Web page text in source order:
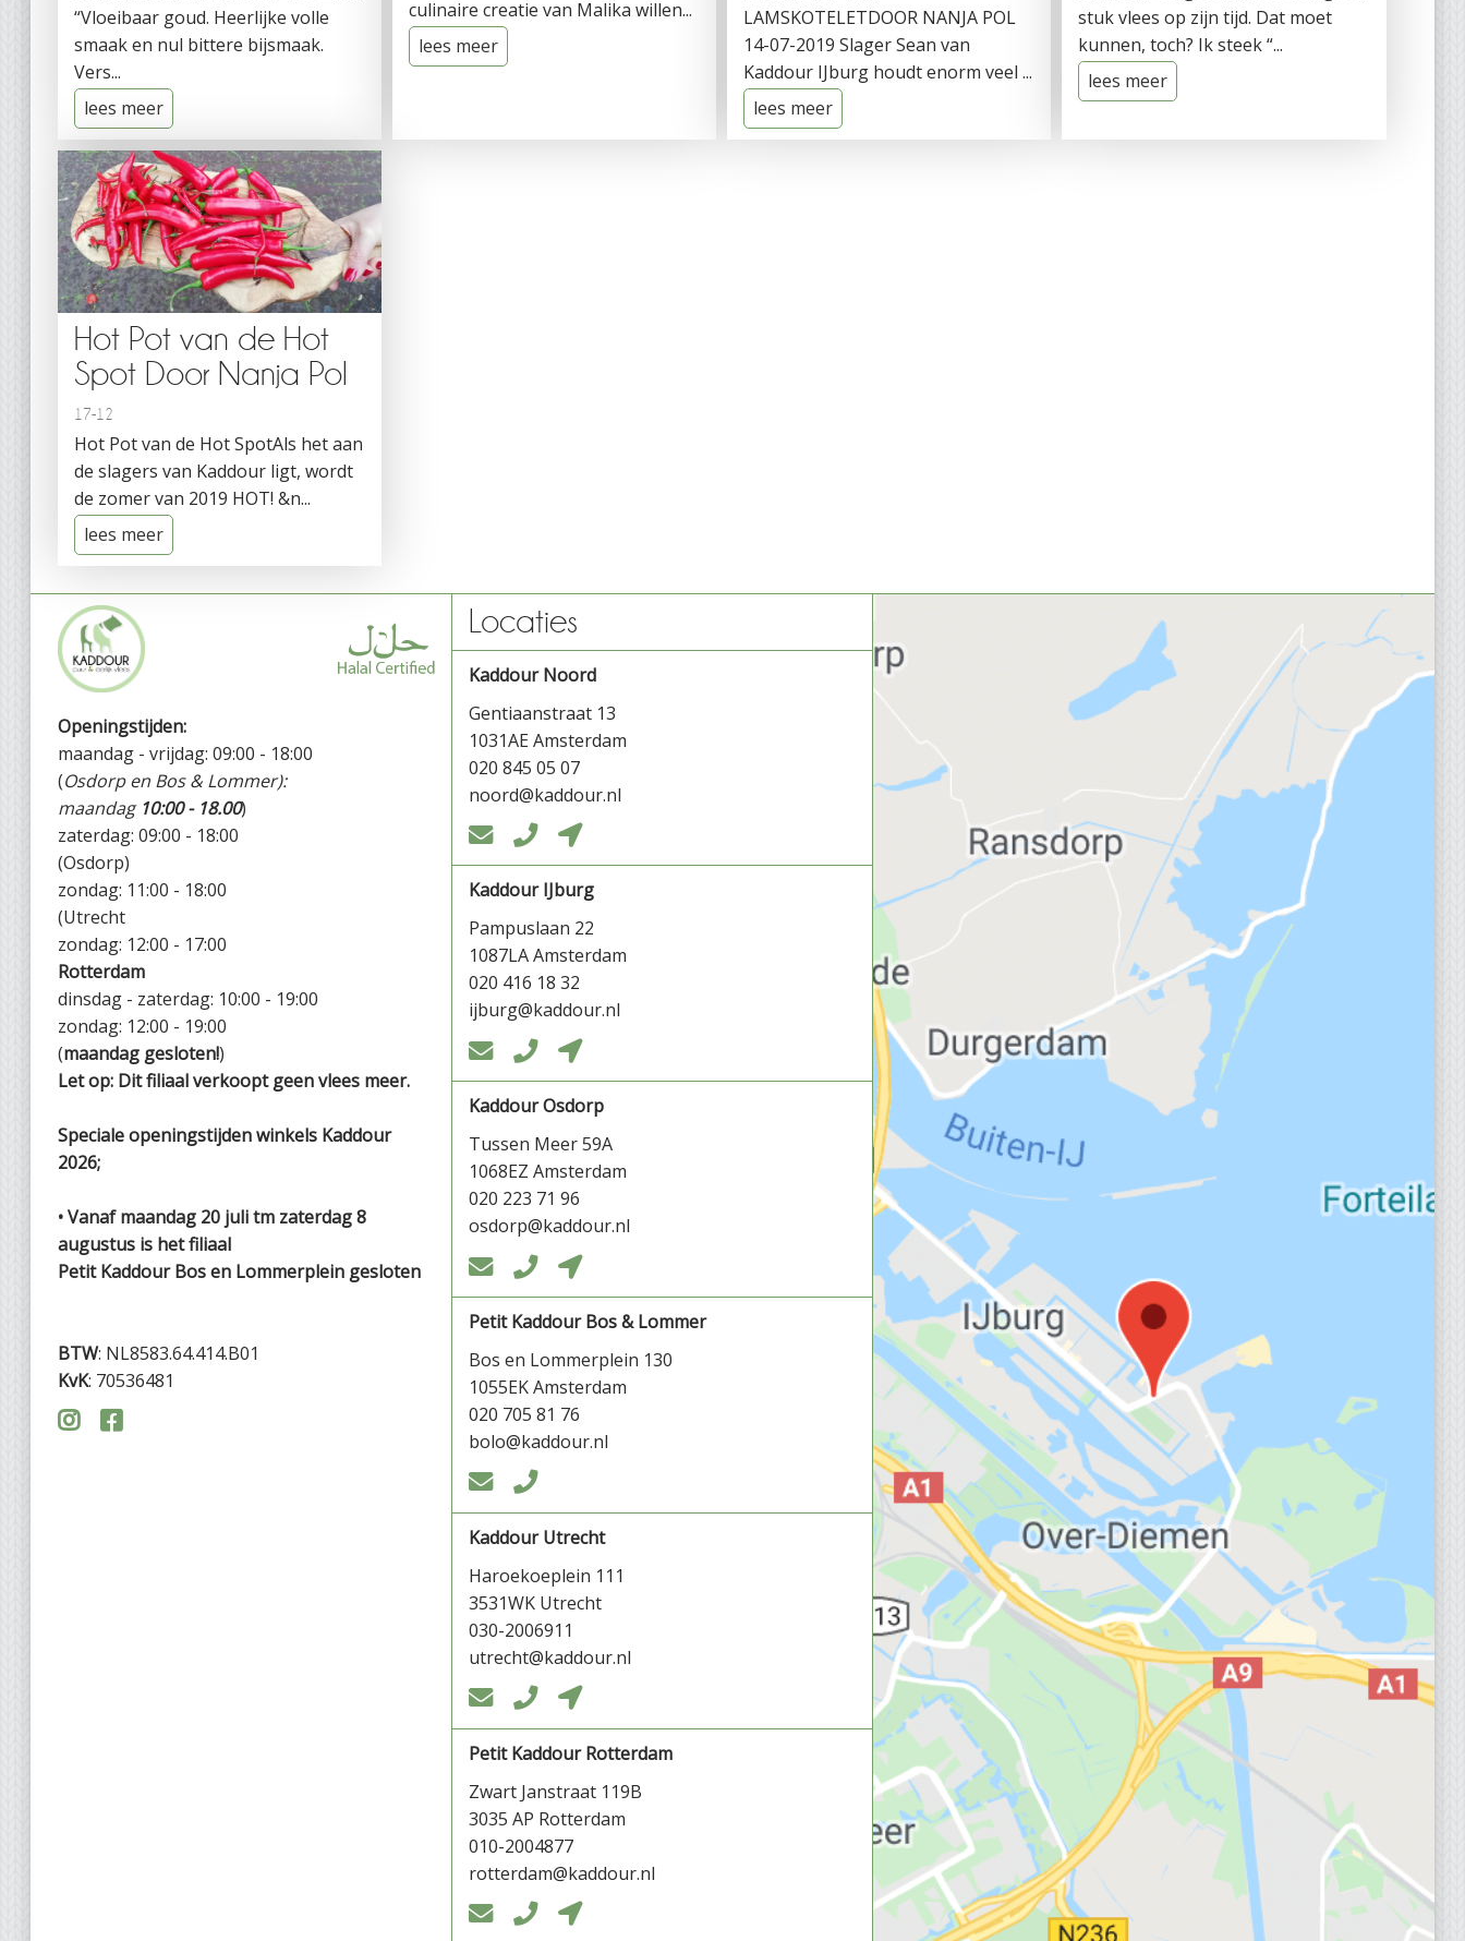
“Vloeibaar goud. Heerlijke volle
smaak en nul bittere bijsmaak.
Vers...
lees meer
culinaire creatie van Malika willen...
lees meer
LAMSKOTELETDOOR NANJA POL
14-07-2019 Slager Sean van
Kaddour IJburg houdt enorm veel ...
lees meer
stuk vlees op zijn tijd. Dat moet
kunnen, toch? Ik steek “...
lees meer
Hot Pot van de Hot
Spot Door Nanja Pol
17-12
Hot Pot van de Hot SpotAls het aan
de slagers van Kaddour ligt, wordt
de zomer van 2019 HOT! &n...
lees meer
Openingstijden:
maandag - vrijdag: 09:00 - 18:00
(Osdorp en Bos & Lommer):
maandag 10:00 - 18.00)
zaterdag: 09:00 - 18:00
(Osdorp)
zondag: 11:00 - 18:00
(Utrecht
zondag: 12:00 - 17:00
Rotterdam
dinsdag - zaterdag: 10:00 - 19:00
zondag: 12:00 - 19:00
(maandag gesloten!)
Let op: Dit filiaal verkoopt geen vlees meer.
Speciale openingstijden winkels Kaddour
2026;
• Vanaf maandag 20 juli tm zaterdag 8
augustus is het filiaal
Petit Kaddour Bos en Lommerplein gesloten
BTW: NL8583.64.414.B01
KvK: 70536481
 
Locaties
Kaddour Noord
Gentiaanstraat 13
1031AE Amsterdam
020 845 05 07
noord@kaddour.nl
  
Kaddour IJburg
Pampuslaan 22
1087LA Amsterdam
020 416 18 32
ijburg@kaddour.nl
  
Kaddour Osdorp
Tussen Meer 59A
1068EZ Amsterdam
020 223 71 96
osdorp@kaddour.nl
  
Petit Kaddour Bos & Lommer
Bos en Lommerplein 130
1055EK Amsterdam
020 705 81 76
bolo@kaddour.nl
 
Kaddour Utrecht
Haroekoeplein 111
3531WK Utrecht
030-2006911
utrecht@kaddour.nl
  
Petit Kaddour Rotterdam
Zwart Janstraat 119B
3035 AP Rotterdam
010-2004877
rotterdam@kaddour.nl
  